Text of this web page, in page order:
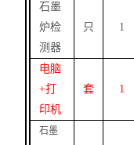
石墨
炉检
测器
只 1
电脑
+打
印机
套 1
石墨